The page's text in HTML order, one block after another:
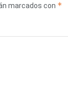
marcados con *